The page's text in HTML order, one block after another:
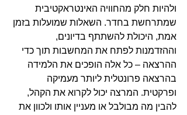
ולהיות חלק מהחוויה האינטראקטיבית
שמתרחשת בחדר. השאלות שמועלות בזמן
אמת, היכולת להשתתף בדיונים,
וההזדמנות לפתח את המחשבות תוך כדי
ההרצאה – כל אלה הופכים את הלמידה
בהרצאה פרונטלית ליותר מעמיקה
ופרקטית. המרצה יכול לקרוא את הקהל,
להבין מה מבולבל או מעניין אותו ולכוון את